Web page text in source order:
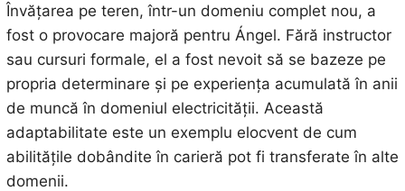
Învățarea pe teren, într-un domeniu complet nou, a
fost o provocare majoră pentru Ángel. Fără instructor
sau cursuri formale, el a fost nevoit să se bazeze pe
propria determinare și pe experiența acumulată în anii
de muncă în domeniul electricității. Această
adaptabilitate este un exemplu elocvent de cum
abilitățile dobândite în carieră pot fi transferate în alte
domenii.